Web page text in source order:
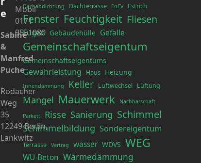
Dachabdichtung
Dachterrasse EnEV Estrich
Fenster Feuchtigkeit Fliesen
Fugen Gebäudehülle Gefälle
Gemeinschaftseigentum
Gemeinschaftseigentums
Gewährleistung Haus Heizung
Innendämmung Keller Luftwechsel Lüftung
Mangel Mauerwerk Nachbarschaft
Parkett Risse Sanierung Schimmel
Schimmelbildung Sondereigentum
Terrasse Vertrag wasser WDVS WEG
WU-Beton Wärmedämmung
e
Sabine
&
Manfred
Puche
Rodacher
Weg
35
12249 Berlin,
Lankwitz
Mobil
0171
9551080